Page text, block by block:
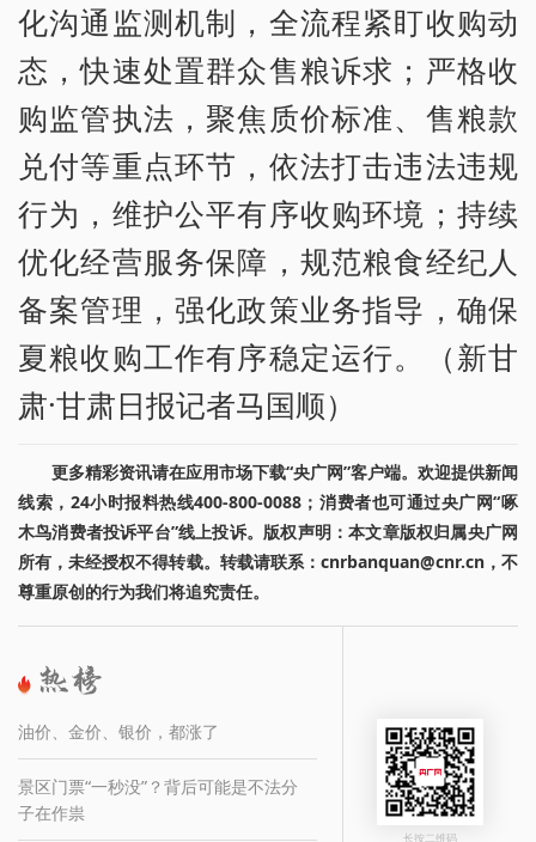
化沟通监测机制，全流程紧盯收购动
态，快速处置群众售粮诉求；严格收
购监管执法，聚焦质价标准、售粮款
兑付等重点环节，依法打击违法违规
行为，维护公平有序收购环境；持续
优化经营服务保障，规范粮食经纪人
备案管理，强化政策业务指导，确保
夏粮收购工作有序稳定运行。（新甘
肃·甘肃日报记者马国顺）
更多精彩资讯请在应用市场下载“央广网”客户端。欢迎提供新闻
线索，24小时报料热线400-800-0088；消费者也可通过央广网“啄
木鸟消费者投诉平台”线上投诉。版权声明：本文章版权归属央广网
所有，未经授权不得转载。转载请联系：cnrbanquan@cnr.cn，不
尊重原创的行为我们将追究责任。
油价、金价、银价，都涨了
景区门票“一秒没”？背后可能是不法分
子在作祟
长按二维码